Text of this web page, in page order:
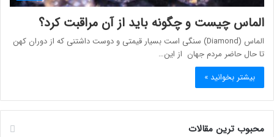
الماس چیست و چگونه باید از آن مراقبت کرد؟
الماس (Diamond) سنگی است بسیار قیمتی و دوست داشتنی که از دوران کهن
تا حال حاضر مردم جهان از این…
بیشتر بخوانید »
محبوب ترین مقالات